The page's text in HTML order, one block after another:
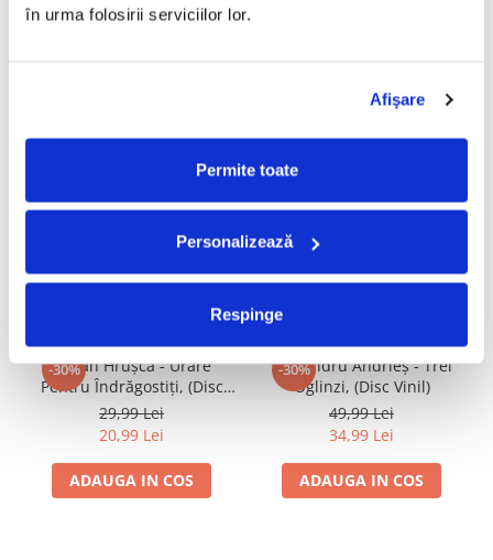
în urma folosirii serviciilor lor.
Afişare
Permite toate
Personalizează
Respinge
-30%
Johann Sebastian Bach -
ADAUGA IN COS
34,99 Lei
ADAUGA IN COS
FRECVENT CUMPARATE
IMPREUNA
-30%
Ștefan Hrușcă - Urare
Pentru Îndrăgostiți, (Disc
Vinil)
29,99 Lei
20,99 Lei
ADAUGA IN COS
-30%
Alexandru Andrieș - Trei
Oglinzi, (Disc Vinil)
49,99 Lei
34,99 Lei
ADAUGA IN COS